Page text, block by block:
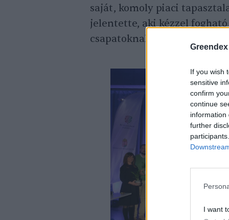
Greendex
If you wish
sensitive
confirm
continue
information
further
I want
saját, komoly piaci
jelentette, aki kézzel
csapatoknak, és heti szinten